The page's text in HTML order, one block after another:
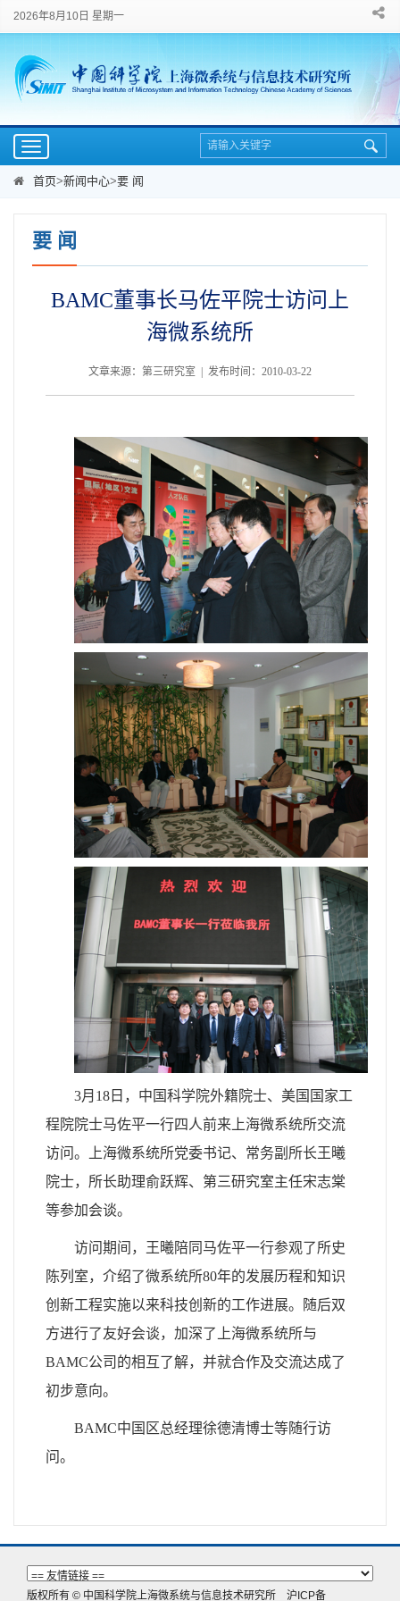
2026年8月10日 星期一
Toggle
navigation
首页>新闻中心>要 闻
要 闻
BAMC董事长马佐平院士访问上
海微系统所
文章来源：第三研究室 | 发布时间：2010-03-22
3月18日，中国科学院外籍院士、美国国家工
程院院士马佐平一行四人前来上海微系统所交流
访问。上海微系统所党委书记、常务副所长王曦
院士，所长助理俞跃辉、第三研究室主任宋志棠
等参加会谈。
访问期间，王曦陪同马佐平一行参观了所史
陈列室，介绍了微系统所80年的发展历程和知识
创新工程实施以来科技创新的工作进展。随后双
方进行了友好会谈，加深了上海微系统所与
BAMC公司的相互了解，并就合作及交流达成了
初步意向。
BAMC中国区总经理徐德清博士等随行访
问。
版权所有 © 中国科学院上海微系统与信息技术研究所 沪ICP备